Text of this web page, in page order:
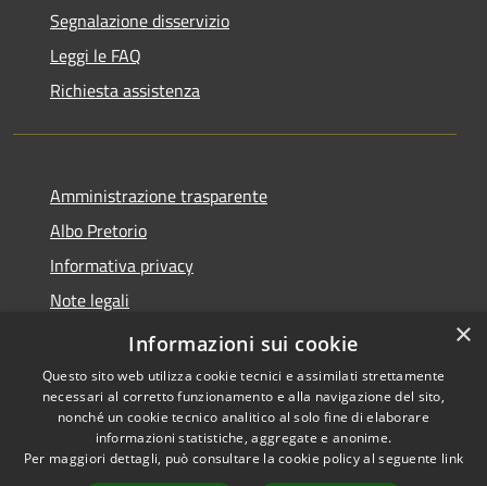
Segnalazione disservizio
Leggi le FAQ
Richiesta assistenza
Amministrazione trasparente
Albo Pretorio
Informativa privacy
Note legali
Dichiarazione di accessibilità
Accessibilità
Copyright © 2026 • Comune di
Force • Powered by
×
Informazioni sui cookie
Questo sito web utilizza cookie tecnici e assimilati strettamente
necessari al corretto funzionamento e alla navigazione del sito,
nonché un cookie tecnico analitico al solo fine di elaborare
informazioni statistiche, aggregate e anonime.
Per maggiori dettagli, può consultare la cookie policy al seguente link